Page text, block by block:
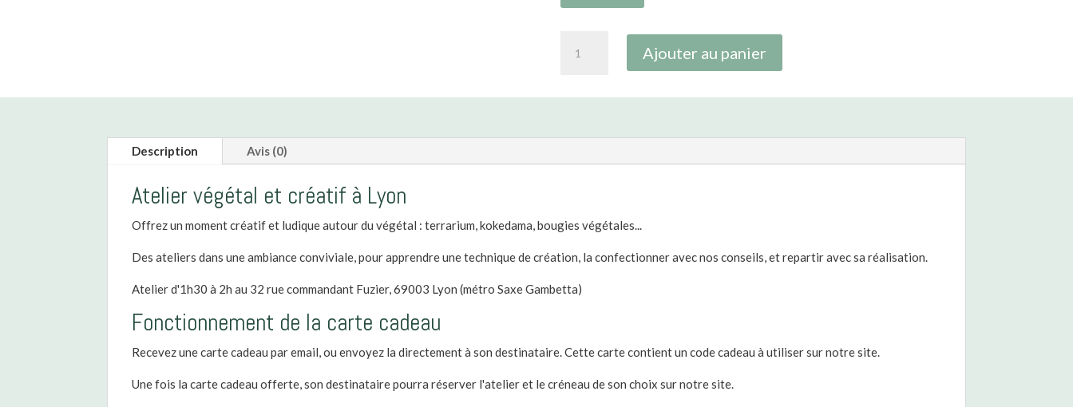
cadeau
végétal
Montant
Ajouter au panier
Description Avis (0)
Atelier végétal et créatif à Lyon
Offrez un moment créatif et ludique autour du végétal : terrarium, kokedama, bougies végétales...
Des ateliers dans une ambiance conviviale, pour apprendre une technique de création, la confectionner avec nos conseils, et repartir avec sa réalisation.
Atelier d'1h30 à 2h au 32 rue commandant Fuzier, 69003 Lyon (métro Saxe Gambetta)
Fonctionnement de la carte cadeau
Recevez une carte cadeau par email, ou envoyez la directement à son destinataire. Cette carte contient un code cadeau à utiliser sur notre site.
Une fois la carte cadeau offerte, son destinataire pourra réserver l'atelier et le créneau de son choix sur notre site.